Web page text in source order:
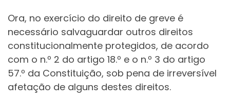
Ora, no exercício do direito de greve é
necessário salvaguardar outros direitos
constitucionalmente protegidos, de acordo
com o n.º 2 do artigo 18.º e o n.º 3 do artigo
57.º da Constituição, sob pena de irreversível
afetação de alguns destes direitos.